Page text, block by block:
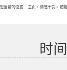
您当前的位置： 主页 > 情感干货 > 婚
时